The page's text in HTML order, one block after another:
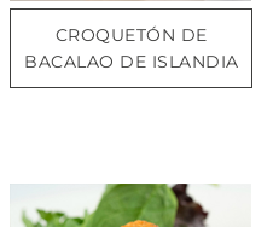
CROQUETÓN DE
BACALAO DE ISLANDIA